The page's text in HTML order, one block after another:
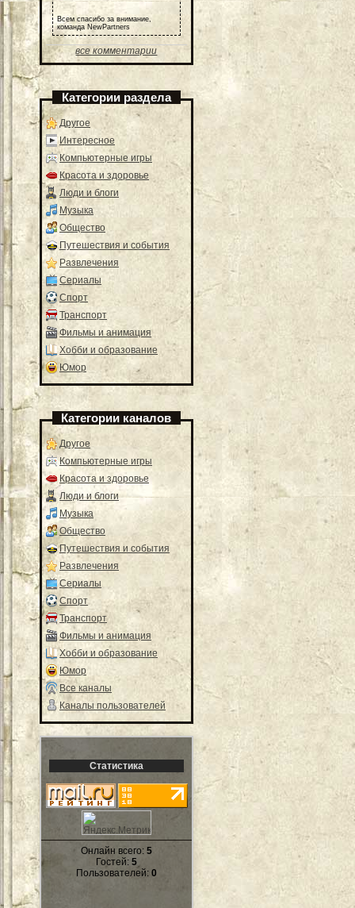
Всем спасибо за внимание,
команда NewPartners
все комментарии
Категории раздела
Другое
Интересное
Компьютерные игры
Красота и здоровье
Люди и блоги
Музыка
Общество
Путешествия и события
Развлечения
Сериалы
Спорт
Транспорт
Фильмы и анимация
Хобби и образование
Юмор
Категории каналов
Другое
Компьютерные игры
Красота и здоровье
Люди и блоги
Музыка
Общество
Путешествия и события
Развлечения
Сериалы
Спорт
Транспорт
Фильмы и анимация
Хобби и образование
Юмор
Все каналы
Каналы пользователей
Статистика
Онлайн всего: 5
Гостей: 5
Пользователей: 0